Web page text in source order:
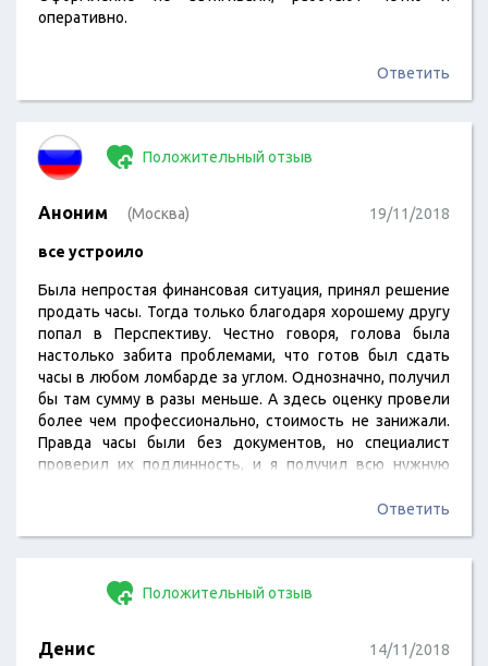
оперативно.
Ответить
Положительный отзыв
Аноним (Москва) 19/11/2018
все устроило
Была непростая финансовая ситуация, принял решение
продать часы. Тогда только благодаря хорошему другу
попал в Перспективу. Честно говоря, голова была
настолько забита проблемами, что готов был сдать
часы в любом ломбарде за углом. Однозначно, получил
бы там сумму в разы меньше. А здесь оценку провели
более чем профессионально, стоимость не занижали.
Правда часы были без документов, но специалист
проверил их подлинность, и я получил всю нужную
Ответить
Положительный отзыв
Денис 14/11/2018